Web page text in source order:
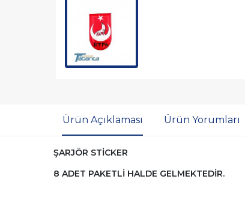
Ürün Açıklaması Ürün Yorumları
ŞARJÖR STİCKER
8 ADET PAKETLİ HALDE GELMEKTEDİR.